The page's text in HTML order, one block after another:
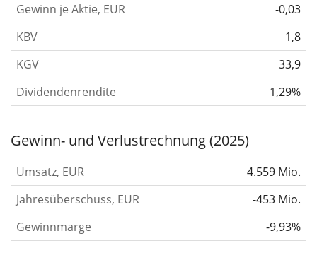
Gewinn je Aktie, EUR
-0,03
KBV
1,8
KGV
33,9
Dividendenrendite
1,29%
Gewinn- und Verlustrechnung (2025)
Umsatz, EUR
4.559 Mio.
Jahresüberschuss, EUR
-453 Mio.
Gewinnmarge
-9,93%